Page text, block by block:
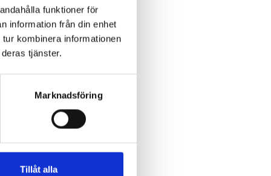
funktioner för
information från din enhet
kombinera informationen
tjänster.
Marknadsföring
Tillåt alla